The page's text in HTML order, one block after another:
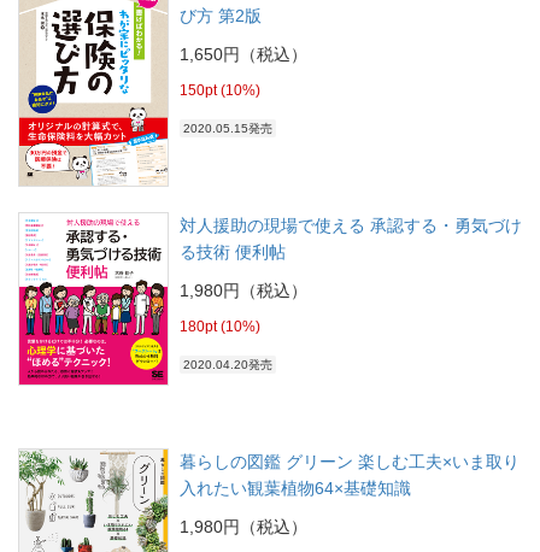
び方 第2版
1,650円（税込）
150pt (10%)
2020.05.15発売
対人援助の現場で使える 承認する・勇気づけ
る技術 便利帖
1,980円（税込）
180pt (10%)
2020.04.20発売
暮らしの図鑑 グリーン 楽しむ工夫×いま取り
入れたい観葉植物64×基礎知識
1,980円（税込）